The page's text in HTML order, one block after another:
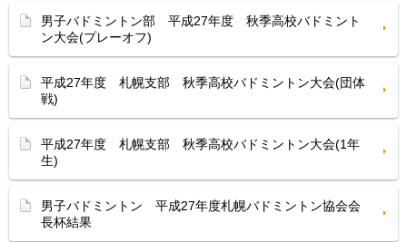
男子バドミントン部 平成27年度 秋季高校バドミント
ン大会(プレーオフ)
平成27年度 札幌支部 秋季高校バドミントン大会(団体
戦)
平成27年度 札幌支部 秋季高校バドミントン大会(1年
生)
男子バドミントン 平成27年度札幌バドミントン協会会
長杯結果